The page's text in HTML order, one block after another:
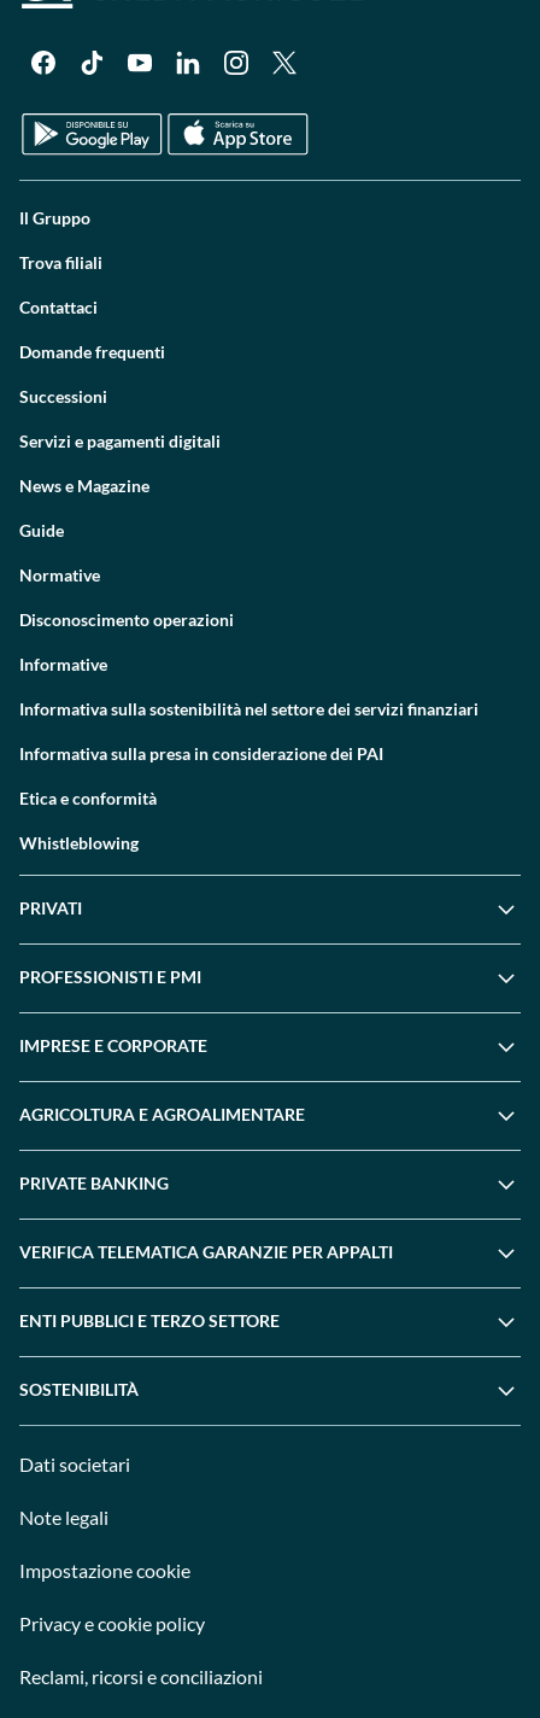
Il Gruppo
Trova filiali
Contattaci
Domande frequenti
Successioni
Servizi e pagamenti digitali
News e Magazine
Guide
Normative
Disconoscimento operazioni
Informative
Informativa sulla sostenibilità nel settore dei servizi finanziari
Informativa sulla presa in considerazione dei PAI
Etica e conformità
Whistleblowing
PRIVATI
PROFESSIONISTI E PMI
IMPRESE E CORPORATE
AGRICOLTURA E AGROALIMENTARE
PRIVATE BANKING
VERIFICA TELEMATICA GARANZIE PER APPALTI
ENTI PUBBLICI E TERZO SETTORE
SOSTENIBILITÀ
Dati societari
Note legali
Impostazione cookie
Privacy e cookie policy
Reclami, ricorsi e conciliazioni